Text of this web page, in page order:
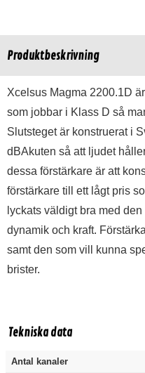
Produktbeskrivning
Xcelsus Magma 2200.1D
som jobbar i Klass D så
Slutsteget är konstruerat i
dBAkuten så att ljudet
dessa förstärkare är att
förstärkare till ett lågt pris
lyckats väldigt bra med
dynamik och kraft.
samt den som vill kunna
brister.
Tekniska data
Antal kanaler